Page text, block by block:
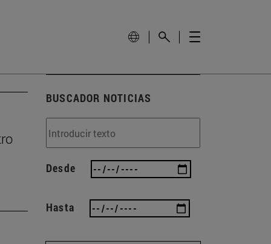
BUSCADOR NOTICIAS
Desde
Hasta